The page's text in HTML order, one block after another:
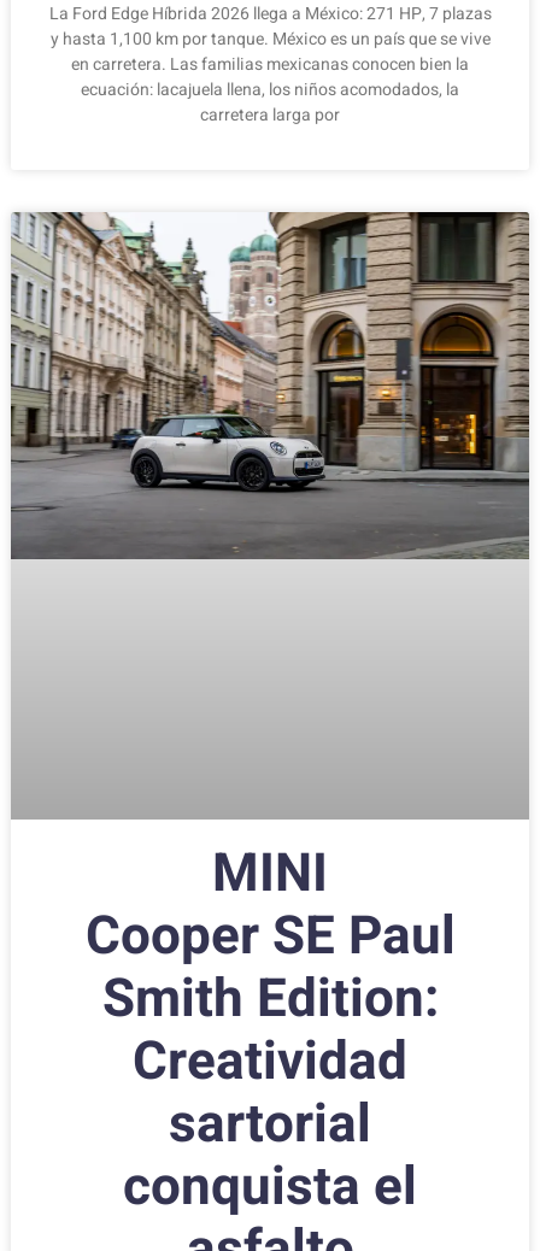
La Ford Edge Híbrida 2026 llega a México: 271 HP, 7 plazas
y hasta 1,100 km por tanque. México es un país que se vive
en carretera. Las familias mexicanas conocen bien la
ecuación: lacajuela llena, los niños acomodados, la
carretera larga por
MINI
Cooper SE Paul
Smith Edition:
Creatividad
sartorial
conquista el